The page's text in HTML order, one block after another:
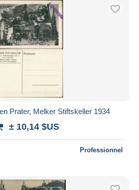
Prater, Melker Stiftskeller 1934
± 10,14 $US
Professionnel